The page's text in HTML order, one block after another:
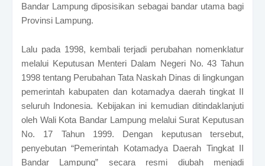
Bandar Lampung diposisikan sebagai bandar utama bagi
Provinsi Lampung.
Lalu pada 1998, kembali terjadi perubahan nomenklatur
melalui Keputusan Menteri Dalam Negeri No. 43 Tahun
1998 tentang Perubahan Tata Naskah Dinas di lingkungan
pemerintah kabupaten dan kotamadya daerah tingkat II
seluruh Indonesia. Kebijakan ini kemudian ditindaklanjuti
oleh Wali Kota Bandar Lampung melalui Surat Keputusan
No. 17 Tahun 1999. Dengan keputusan tersebut,
penyebutan “Pemerintah Kotamadya Daerah Tingkat II
Bandar Lampung” secara resmi diubah menjadi